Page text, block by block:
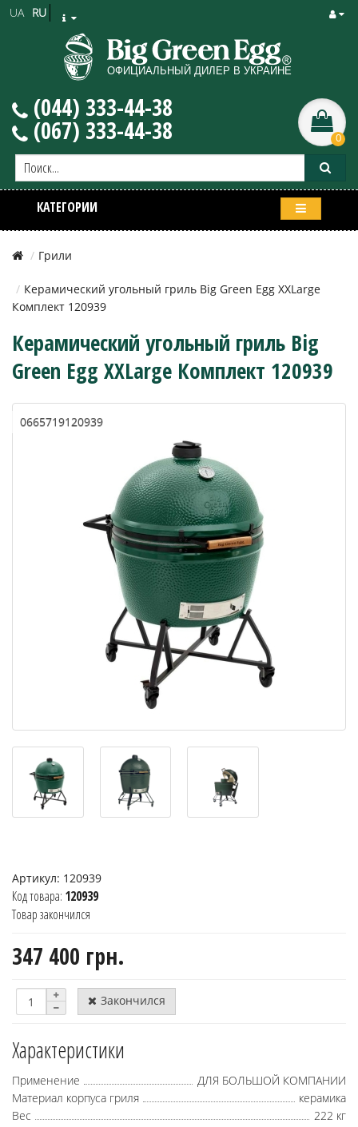
RU
UA
(044) 333-44-38
(067) 333-44-38 0
КАТЕГОРИИ
Грили
Керамический угольный гриль Big Green Egg XXLarge
Комплект 120939
Керамический угольный гриль Big
Green Egg XXLarge Комплект 120939
0665719120939
Артикул: 120939
Код товара: 120939
Товар закончился
347 400 грн.
Закончился
Характеристики
Применение
ДЛЯ БОЛЬШОЙ КОМПАНИИ
Материал корпуса гриля
керамика
Вес
222 кг